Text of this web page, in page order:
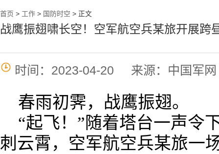
首页 > 工作 > 国防时空 > 正文
战鹰振翅啸长空！空军航空兵某旅开展跨
时间：2023-04-20 来源：中国军网
春雨初霁，战鹰振翅。
“起飞！”随着塔台一声令
刺云霄，空军航空兵某旅一